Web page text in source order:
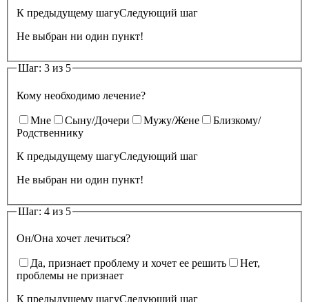
К предыдущему шагуСледующий шаг
Не выбран ни один пункт!
Шаг: 3 из 5
Кому необходимо лечение?
Мне Сыну/Дочери Мужу/Жене
Близкому/
Родственнику
К предыдущему шагуСледующий шаг
Не выбран ни один пункт!
Шаг: 4 из 5
Он/Она хочет лечиться?
Да, признает проблему и хочет ее решить
Нет,
проблемы не признает
К предыдущему шагуСледующий шаг